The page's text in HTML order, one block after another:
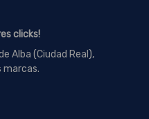
clicks!
Alba (Ciudad Real),
marcas.